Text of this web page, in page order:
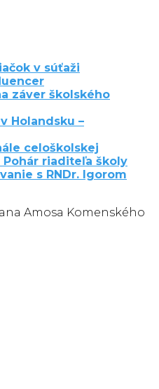
v súťaži
záver školského
Holandsku –
celoškolskej
riaditeľa školy
s RNDr. Igorom
Amosa Komenského